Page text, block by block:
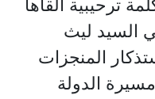
ترحيبية ألقاها
السيد ليث
المنجزات
الدولة